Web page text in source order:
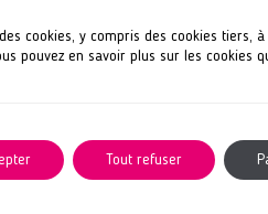
cookies, y compris des cookies tiers,
pouvez en savoir plus sur les cookies
Tout refuser